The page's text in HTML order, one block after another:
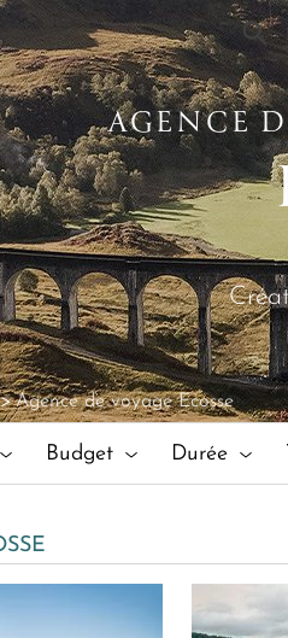
×
AGENCE
Agence de voyage Ecosse
Budget Durée